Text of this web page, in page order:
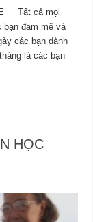
Tất cả mọi
đam mê và
các bạn dành
là các bạn
HỌC